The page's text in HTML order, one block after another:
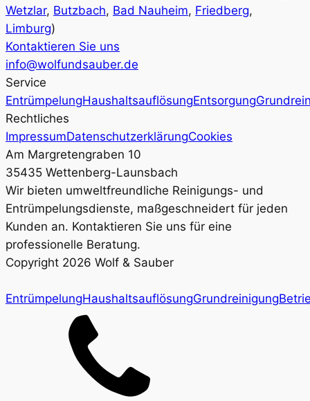
Wetzlar, Butzbach, Bad Nauheim, Friedberg,
Limburg)
Kontaktieren Sie uns
info@wolfundsauber.de
Service
EntrümpelungHaushaltsauflösungEntsorgung
Rechtliches
ImpressumDatenschutzerklärungCookies
Am Margretengraben 10
35435 Wettenberg-Launsbach
Wir bieten umweltfreundliche Reinigungs- und
Entrümpelungsdienste, maßgeschneidert für jeden
Kunden an. Kontaktieren Sie uns für eine
professionelle Beratung.
Copyright 2026 Wolf & Sauber
EntrümpelungHaushaltsauflösungGrundreinigung